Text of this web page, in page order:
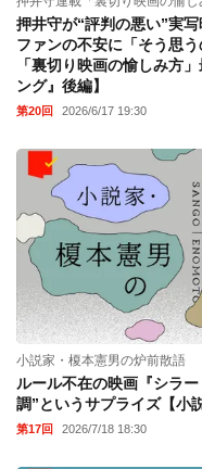
押井守が“評判の悪い”実
ファンの不安に「そう思
「裏切り映画の愉しみ方
ング』後編】
第20回 2026/6/17 19:30
小説家・榎本憲男の炉前散語
ルール不在の映画『シラ
調”というサプライズ【小
第17回 2026/7/18 18:30